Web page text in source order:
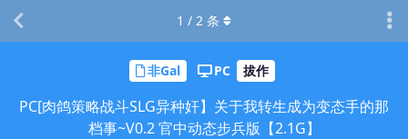
非Gal PC 拔作
PC[肉鸽策略战斗SLG异种奸】关于我转生成为变态手的那
档事~V0.2 官中动态步兵版【2.1G】
1 / 2 条